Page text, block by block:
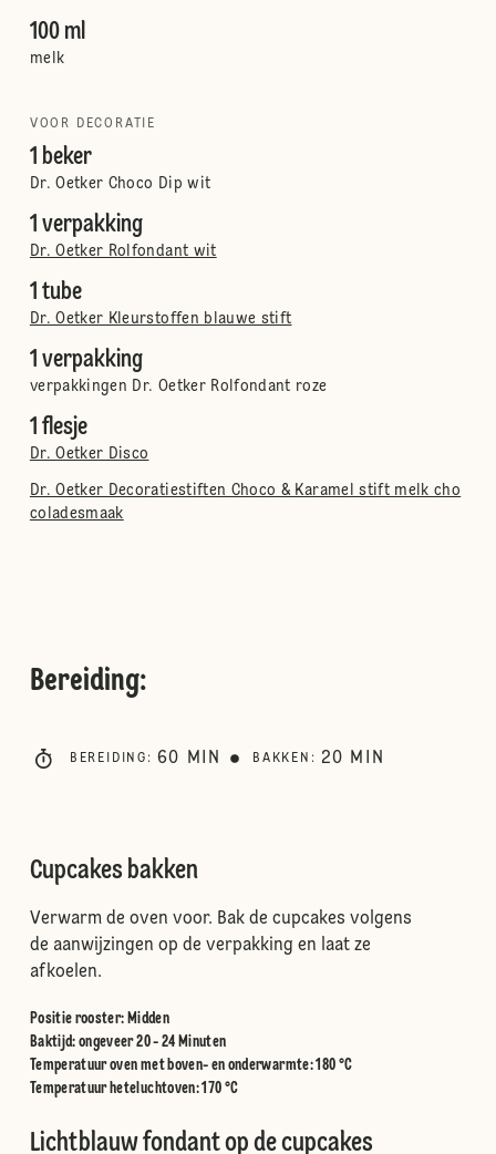
100 ml
melk
VOOR DECORATIE
1 beker
Dr. Oetker Choco Dip wit
1 verpakking
Dr. Oetker Rolfondant wit
1 tube
Dr. Oetker Kleurstoffen blauwe stift
1 verpakking
verpakkingen Dr. Oetker Rolfondant roze
1 flesje
Dr. Oetker Disco
Dr. Oetker Decoratiestiften Choco & Karamel stift melk cho
coladesmaak
Bereiding:
BEREIDING : 60 MIN BAKKEN : 20 MIN
Cupcakes bakken
Verwarm de oven voor. Bak de cupcakes volgens
de aanwijzingen op de verpakking en laat ze
afkoelen.
Positie rooster: Midden
Baktijd: ongeveer 20 - 24 Minuten
Temperatuur oven met boven- en onderwarmte:180 °C
Temperatuur heteluchtoven:170 °C
Lichtblauw fondant op de cupcakes